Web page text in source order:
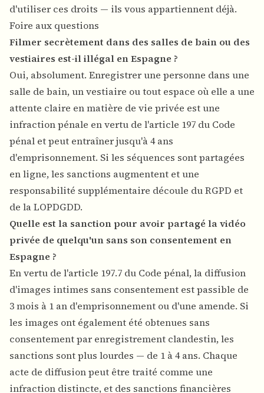
d'utiliser ces droits — ils vous appartiennent déjà.
Foire aux questions
Filmer secrètement dans des salles de bain ou des
vestiaires est-il illégal en Espagne ?
Oui, absolument. Enregistrer une personne dans une
salle de bain, un vestiaire ou tout espace où elle a une
attente claire en matière de vie privée est une
infraction pénale en vertu de l'article 197 du Code
pénal et peut entraîner jusqu'à 4 ans
d'emprisonnement. Si les séquences sont partagées
en ligne, les sanctions augmentent et une
responsabilité supplémentaire découle du RGPD et
de la LOPDGDD.
Quelle est la sanction pour avoir partagé la vidéo
privée de quelqu'un sans son consentement en
Espagne ?
En vertu de l'article 197.7 du Code pénal, la diffusion
d'images intimes sans consentement est passible de
3 mois à 1 an d'emprisonnement ou d'une amende. Si
les images ont également été obtenues sans
consentement par enregistrement clandestin, les
sanctions sont plus lourdes — de 1 à 4 ans. Chaque
acte de diffusion peut être traité comme une
infraction distincte, et des sanctions financières